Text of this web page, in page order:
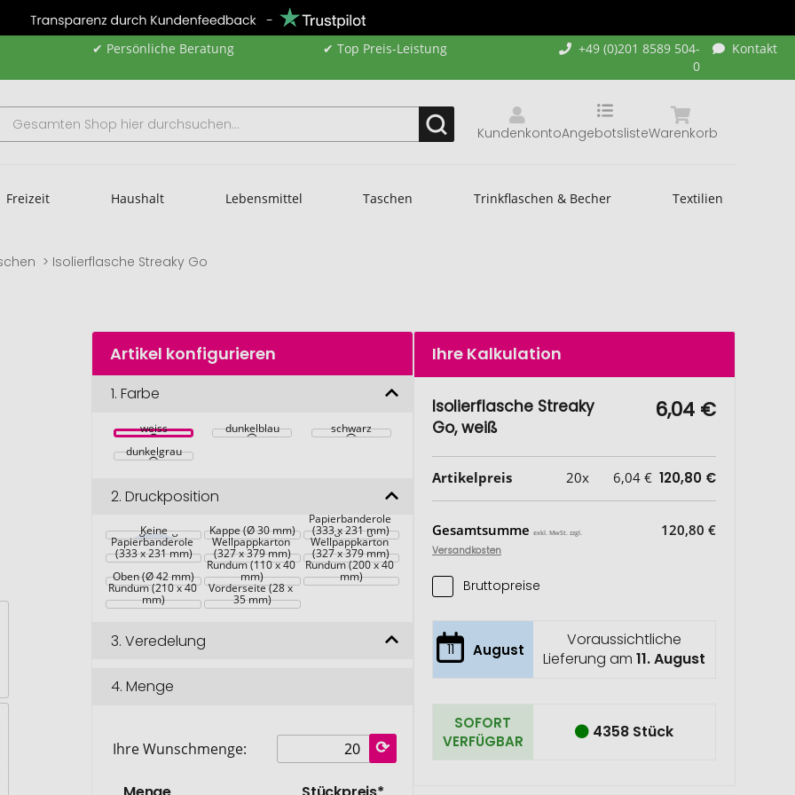
✔ Persönliche Beratung ✔ Top Preis-Leistung
+49 (0)201 8589 504-
0
Kontakt
Kundenkonto Warenkorb
Angebotsliste
Freizeit Haushalt Lebensmittel Taschen Trinkflaschen & Becher Textilien
Isolierflasche Streaky Go
Artikel konfigurieren
1.Farbe
weiss dunkelblau
schwarz
dunkelgrau
2.Druckposition
Keine Kappe (Ø 30 mm)
Maßgefertigte
Papierbanderole
(333 x 231 mm)
Maßgefertigte
Papierbanderole
(333 x 231 mm)
Kraft-
Wellpappkarton
(327 x 379 mm)
Maßgefertigter
Wellpappkarton
(327 x 379 mm)
Oben (Ø 42 mm)
Rundum (110 x 40
mm)
Rundum (200 x 40
mm)
Rundum (210 x 40
mm)
Vorderseite (28 x
35 mm)
3.Veredelung
4.Menge
Ihre Wunschmenge:
Ihre Kalkulation
Isolierflasche Streaky
Go, weiß
6,04 €
Artikelpreis 20x 6,04 € 120,80 €
Gesamtsumme exkl. MwSt. zzgl.
Versandkosten
120,80 €
Bruttopreise
11 August
Voraussichtliche
Lieferung am 11. August
SOFORT
VERFÜGBAR
4358 Stück